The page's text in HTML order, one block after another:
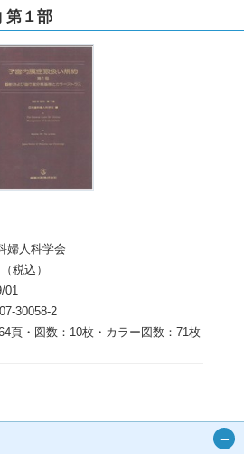
第１部
婦人科学会
税込）
01
30058-2
頁・図数：10枚・カラー図数：71枚